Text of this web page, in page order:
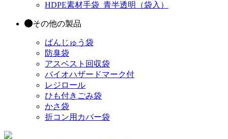
HDPE素材手袋_青半透明（袋入）
その他の製品
ばんじゅう袋
防臭袋
アスベスト回収袋
バイオハザードマーク付
レジロール
ひも付きごみ袋
かさ袋
折コン用カバー袋